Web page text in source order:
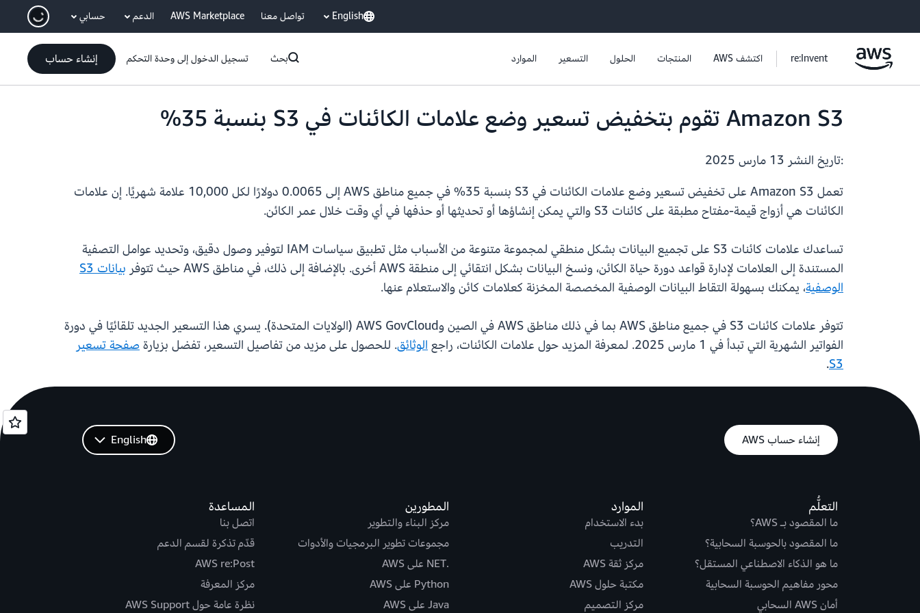
انتقل إلى المحتوى الرئيسي English تواصل معنا AWS Marketplace الدعم حسابي
re:Invent اكتشف AWS المنتجات الحلول التسعير الموارد بحث تسجيل الدخول إلى وحدة التحكم إنشاء حساب
Amazon S3 تقوم بتخفيض تسعير وضع علامات الكائنات في S3 بنسبة 35%
:تاريخ النشر
تعمل Amazon S3 على تخفيض تسعير وضع علامات الكائنات في S3 بنسبة 35% في جميع مناطق AWS إلى 0.0065 دولارًا لكل 10,000 علامة شهريًا. إن علامات
الكائنات هي أزواج قيمة-مفتاح مطبقة على كائنات S3 والتي يمكن إنشاؤها أو تحديثها أو حذفها في أي وقت خلال عمر الكائن.
تساعدك علامات كائنات S3 على تجميع البيانات بشكل منطقي لمجموعة متنوعة من الأسباب مثل تطبيق سياسات IAM لتوفير وصول دقيق، وتحديد عوامل التصفية
المستندة إلى العلامات لإدارة قواعد دورة حياة الكائن، ونسخ البيانات بشكل انتقائي إلى منطقة AWS أخرى. بالإضافة إلى ذلك، في مناطق AWS حيث تتوفر
بيانات S3
الوصفية، يمكنك بسهولة التقاط البيانات الوصفية المخصصة المخزنة كعلامات كائن والاستعلام عنها.
تتوفر علامات كائنات S3 في جميع مناطق AWS بما في ذلك مناطق AWS في الصين وAWS GovCloud (الولايات المتحدة). يسري هذا التسعير الجديد تلقائيًا في دورة
الفواتير الشهرية التي تبدأ في 1 مارس 2025. لمعرفة المزيد حول علامات الكائنات، راجع
الوثائق. للحصول على مزيد من تفاصيل التسعير، تفضل بزيارةصفحة تسعير
S3
.
إنشاء حساب AWS
التعلُّم
ما المقصود بـ AWS؟
ما المقصود بالحوسبة السحابية؟
ما هو الذكاء الاصطناعي المستقل؟
محور مفاهيم الحوسبة السحابية
أمان AWS السحابي
الموارد
بدء الاستخدام
التدريب
مركز ثقة AWS
مكتبة حلول AWS
مركز التصميم
المطورين
مركز البناء والتطوير
مجموعات تطوير البرمجيات والأدوات
.NET على AWS
Python على AWS
Java على AWS
المساعدة
اتصل بنا
قدّم تذكرة لقسم الدعم
AWS re:Post
مركز المعرفة
نظرة عامة حول AWS Support
English